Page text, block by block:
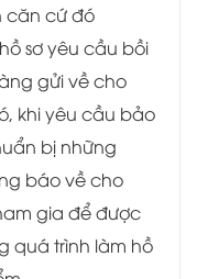
căn cứ đó
sơ yêu cầu bồi
gửi về cho
khi yêu cầu bảo
bị những
báo về cho
gia để được
quá trình làm hồ